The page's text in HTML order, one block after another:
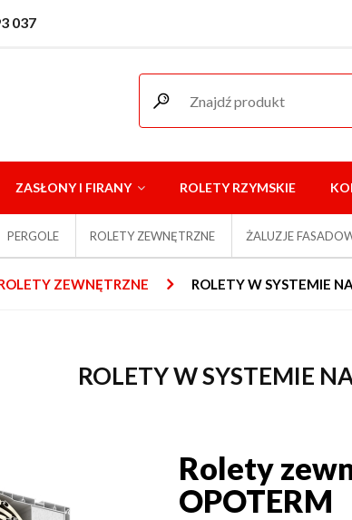
037
ZASŁONY I FIRANY ROLETY RZYMSKIE
PERGOLE ROLETY ZEWNĘTRZNE ŻALUZJE
ZEWNĘTRZNE ROLETY W SYSTEMIE
ROLETY W SYSTEMIE
Rolety
OPOTERM